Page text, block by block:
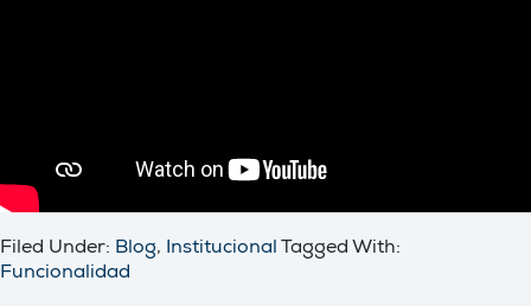
Filed Under: Blog, Institucional Tagged With:
Funcionalidad